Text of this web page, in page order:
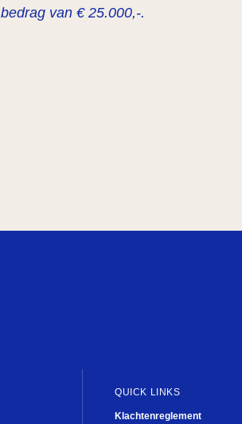
bedrag van € 25.000,-.
QUICK LINKS
Klachtenreglement